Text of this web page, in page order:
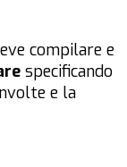
compilare e
specificando
e la